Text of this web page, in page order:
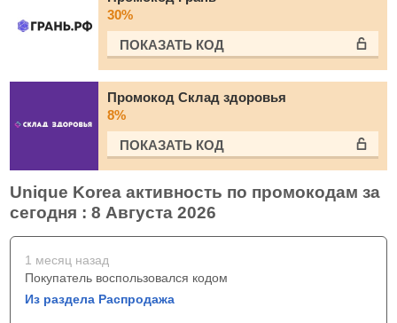
30%
ПОКАЗАТЬ КОД
Промокод Склад здоровья
8%
ПОКАЗАТЬ КОД
Unique Korea активность по промокодам за
сегодня : 8 Августа 2026
1 месяц назад
Покупатель воспользовался кодом
Из раздела Распродажа